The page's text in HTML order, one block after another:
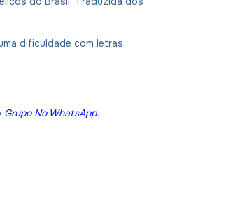
dificuldade com letras
Grupo No WhatsApp.